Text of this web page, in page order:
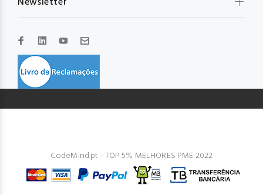
CodeMind.pt - TOP 5% MELHORES PME 2022